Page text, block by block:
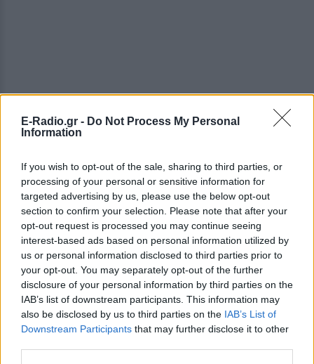
E-Radio.gr - Do Not Process My Personal
Information
If you wish to opt-out of the sale, sharing to third parties, or
processing of your personal or sensitive information for
targeted advertising by us, please use the below opt-out
section to confirm your selection. Please note that after your
opt-out request is processed you may continue seeing
interest-based ads based on personal information utilized by
us or personal information disclosed to third parties prior to
your opt-out. You may separately opt-out of the further
disclosure of your personal information by third parties on the
IAB’s list of downstream participants. This information may
also be disclosed by us to third parties on the IAB’s List of
Downstream Participants that may further disclose it to other
ΔΕΙΤΕ ΕΠΙΣΗΣ
ΣΤΗΝ ΙΔΙΑ ΚΑΤΗΓΟΡΙΑ
Η ταινία που παραλίγο να
καταστρέψει την καριέρα της
Diane Keaton
ΣΉΜΕΡΑ
Μία αποτυχία ήταν αρκετή